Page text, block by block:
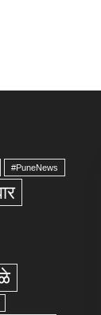
#PuneNews